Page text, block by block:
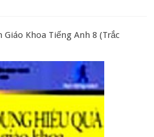
Giáo Khoa Tiếng Anh 8 (Trắc